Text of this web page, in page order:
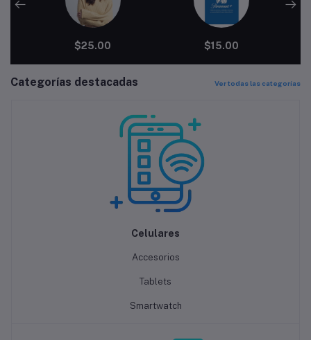
$25.00 $15.00
Categorías destacadas Ver todas las categorías
Celulares
Accesorios
Tablets
Smartwatch